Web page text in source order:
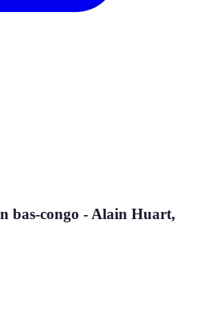
bas-congo - Alain Huart,